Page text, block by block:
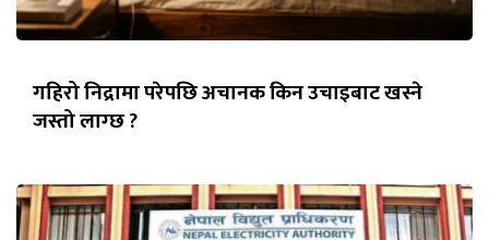
गहिरो निद्रामा परेपछि अचानक किन उचाइबाट खस्ने
जस्तो लाग्छ ?